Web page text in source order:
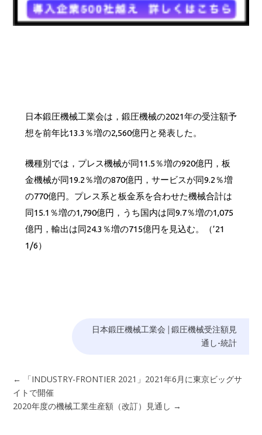
日本鍛圧機械工業会は，鍛圧機械の2021年の受注額予
想を前年比13.3％増の2,560億円と発表した。
機種別では，プレス機械が同11.5％増の920億円，板
金機械が同19.2％増の870億円，サービスが同9.2％増
の770億円。プレス系と板金系を合わせた機械合計は
同15.1％増の1,790億円，うち国内は同9.7％増の1,075
億円，輸出は同24.3％増の715億円を見込む。（’21
1/6）
日本鍛圧機械工業会
鍛圧機械受注額見
通し-統計
←
「INDUSTRY-FRONTIER 2021」2021年6月に東京ビッグサ
イトで開催
2020年度の機械工業生産額（改訂）見通し →